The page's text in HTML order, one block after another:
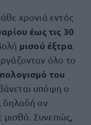
χρονιά εντός
έως τις 30
μισού έξτρα
όλο το
του
υπόψη ο
δηλαδή αν
μισθό. Συνεπώς,